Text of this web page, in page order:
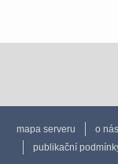
mapa serveru o nás
publikační